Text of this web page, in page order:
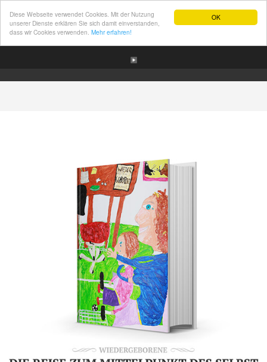
OK
Diese Webseite verwendet Cookies. Mit der Nutzung
unserer Dienste erklären Sie sich damit einverstanden,
dass wir Cookies verwenden. Mehr erfahren!